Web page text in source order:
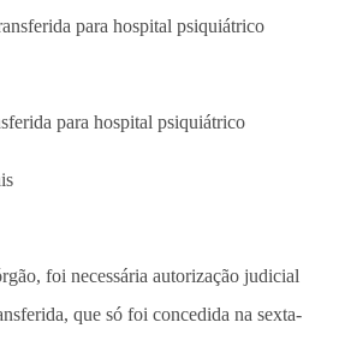
para hospital psiquiátrico
foi necessária autorização judicial
que só foi concedida na sexta-